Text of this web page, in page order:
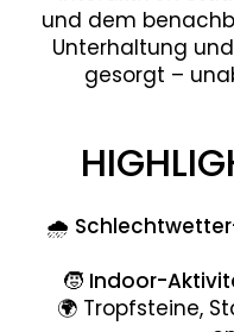
und dem
Unterhaltung
gesorgt –
🌧️
🧒 Indoor-
🌍 Tropfsteine,